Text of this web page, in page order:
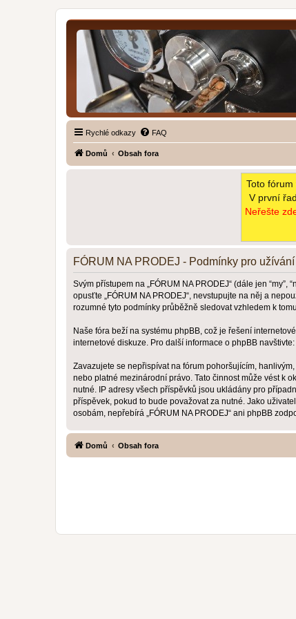
Rychlé odkazy FAQ
Domů Obsah fora
Toto
V první
Neřešte
FÓRUM NA PRODEJ - Podmínky pro užívání
Svým přístupem na „FÓRUM NA PRODEJ“ (dále jen
opusťte „FÓRUM NA PRODEJ“, nevstupujte na něj a
rozumné tyto podmínky průběžně sledovat vzhledem k
Naše fóra beží na systému phpBB, což je řešení
internetové diskuze. Pro další informace o phpBB navštivte:
Zavazujete se nepřispívat na fórum pohoršujícím,
nebo platné mezinárodní právo. Tato činnost může vést k
nutné. IP adresy všech příspěvků jsou ukládány pro
příspěvek, pokud to bude považovat za nutné. Jako
osobám, nepřebírá „FÓRUM NA PRODEJ“ ani phpBB
Domů Obsah fora